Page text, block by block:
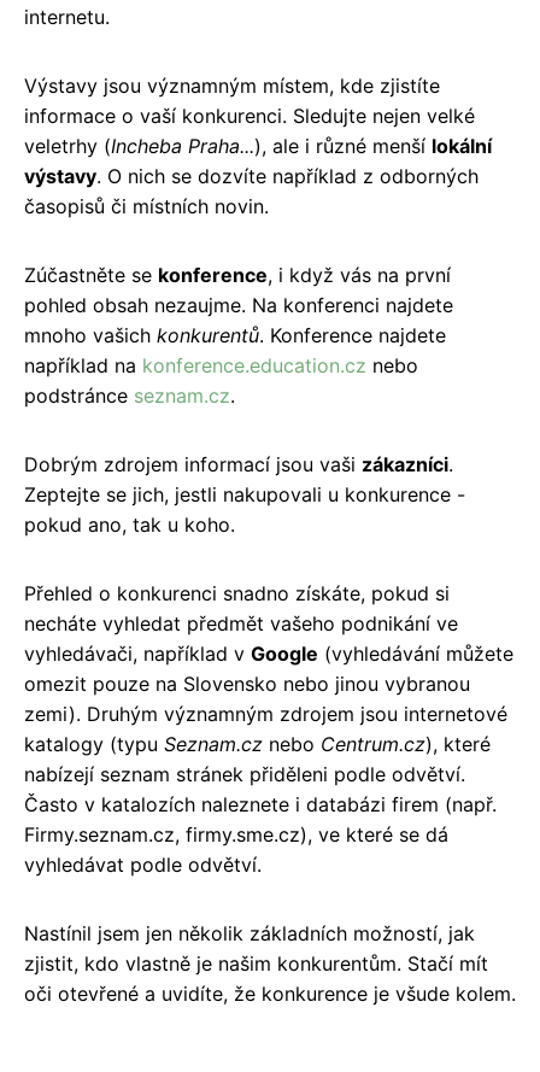
internetu.
Výstavy jsou významným místem, kde zjistíte
informace o vaší konkurenci. Sledujte nejen velké
veletrhy (Incheba Praha...), ale i různé menší lokální
výstavy. O nich se dozvíte například z odborných
časopisů či místních novin.
Zúčastněte se konference, i když vás na první
pohled obsah nezaujme. Na konferenci najdete
mnoho vašich konkurentů. Konference najdete
například na konference.education.cz nebo
podstránce seznam.cz.
Dobrým zdrojem informací jsou vaši zákazníci.
Zeptejte se jich, jestli nakupovali u konkurence -
pokud ano, tak u koho.
Přehled o konkurenci snadno získáte, pokud si
necháte vyhledat předmět vašeho podnikání ve
vyhledávači, například v Google (vyhledávání můžete
omezit pouze na Slovensko nebo jinou vybranou
zemi). Druhým významným zdrojem jsou internetové
katalogy (typu Seznam.cz nebo Centrum.cz), které
nabízejí seznam stránek přiděleni podle odvětví.
Často v katalozích naleznete i databázi firem (např.
Firmy.seznam.cz, firmy.sme.cz), ve které se dá
vyhledávat podle odvětví.
Nastínil jsem jen několik základních možností, jak
zjistit, kdo vlastně je našim konkurentům. Stačí mít
oči otevřené a uvidíte, že konkurence je všude kolem.